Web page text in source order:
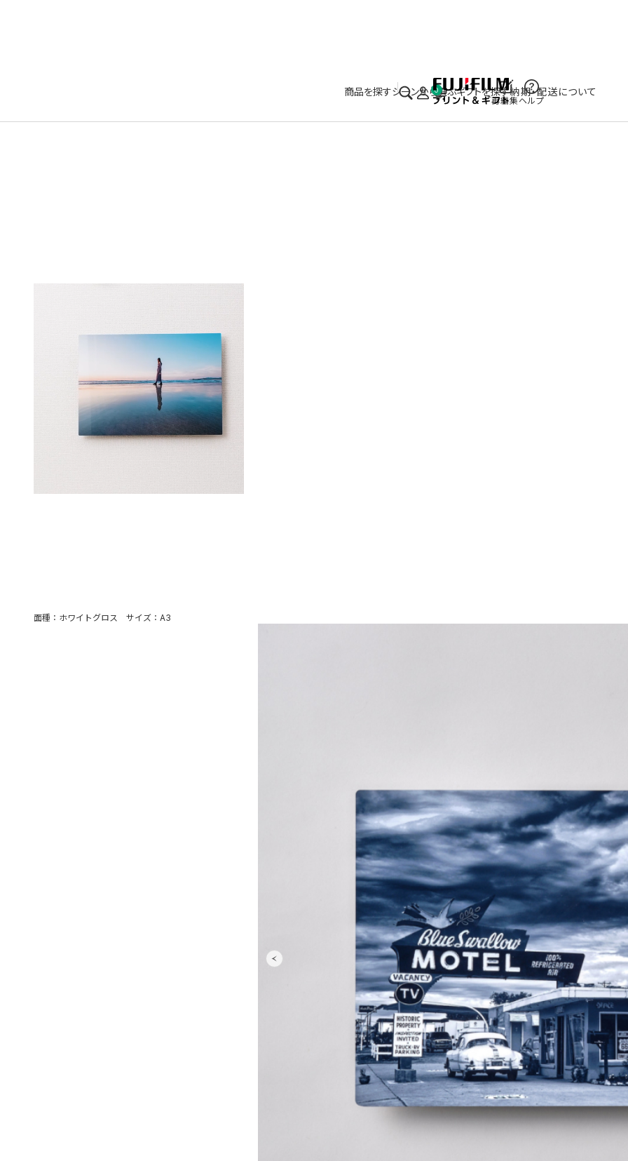
商品を探すシーンから選ぶギフトを探す納期・配送について
0
再編集 ヘルプ
面種：ホワイトグロス サイズ：A3
いているかのように飾ることが可能
¥ 12,320 〜 ¥ 36,740 （税込）
LINE登録で500円OFF
￥5,000以上の注文で送料無料
出力
インクジェット
製造
国内自社ラボ
お届け予定
12日後
作成する
ほしいものリストに追加